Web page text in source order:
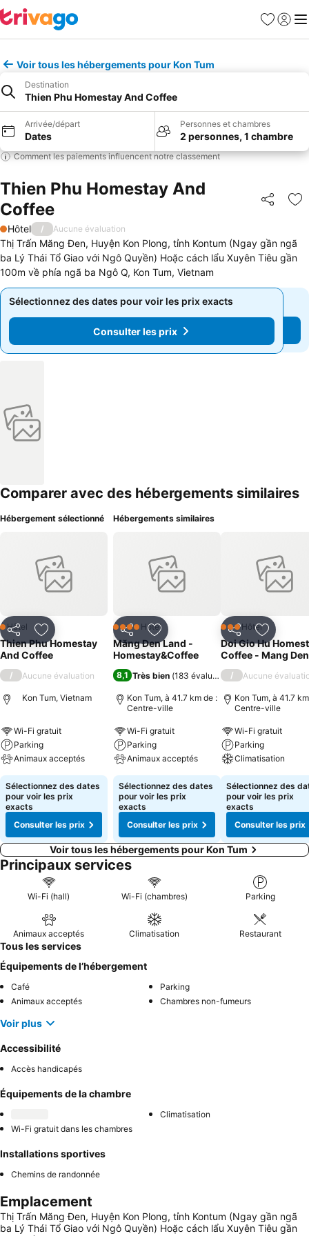
Favoris
Se
Voir tous les hébergements pour Kon Tum
Destination
Thien Phu Homestay And Coffee
Arrivée/départ
Dates
Personnes et chambres
2 personnes, 1 chambre
Comment les paiements influencent notre classement
Thien Phu Homestay And
Coffee
Partager
1 Étoiles
Hôtel / Aucune évaluation
Thị Trấn Măng Đen, Huyện Kon Plong, tỉnh Kontum (Ngay gần ngã
ba Lý Thái Tổ Giao với Ngô Quyền) Hoặc cách lẩu Xuyên Tiêu gần
100m về phía ngã ba Ngô Q, Kon Tum, Vietnam
Sélectionnez des dates pour voir les prix exacts
Consulter les prix
Sélectionnez des dates pour voir les prix exacts
Consulter les prix
Comparer avec des hébergements similaires
Hébergement sélectionné
PartagerAjouter à mes favoris
1 Étoiles
Hôtel
Thien Phu Homestay
And Coffee
/ Aucune évaluation
Kon Tum, Vietnam
Wi-Fi gratuit
Parking
Animaux acceptés
Sélectionnez des dates
pour voir les prix
exacts
Consulter les prix
Hébergements similaires
PartagerAjouter à mes favoris
4 ÉtoilesHôtel
Măng Đen Land -
Homestay&Coffee
8,1 Très bien (183 évaluations
Kon Tum, à 41.7 km de :
Centre-ville
Wi-Fi gratuit
Parking
Animaux acceptés
Sélectionnez des dates
pour voir les prix
exacts
Consulter les prix
PartagerAjouter
3 ÉtoilesHôtel
Doi Gio Hu
Coffee - Mang Den
/ Aucune
Kon Tum, à 41.7
Centre-ville
Wi-Fi gratuit
Parking
Climatisation
Sélectionnez des
pour voir les prix
exacts
Consulter les prix
Voir tous les hébergements pour Kon Tum
Principaux services
Wi-Fi (hall) Wi-Fi (chambres) Parking
Animaux acceptés Climatisation Restaurant
Tous les services
Équipements de l’hébergement
Café
Parking
Animaux acceptés
Chambres non-fumeurs
Voir plus
Accessibilité
Accès handicapés
Équipements de la chambre
Climatisation
Wi-Fi gratuit dans les chambres
Installations sportives
Chemins de randonnée
Emplacement
Thị Trấn Măng Đen, Huyện Kon Plong, tỉnh Kontum (Ngay gần ngã
ba Lý Thái Tổ Giao với Ngô Quyền) Hoặc cách lẩu Xuyên Tiêu gần